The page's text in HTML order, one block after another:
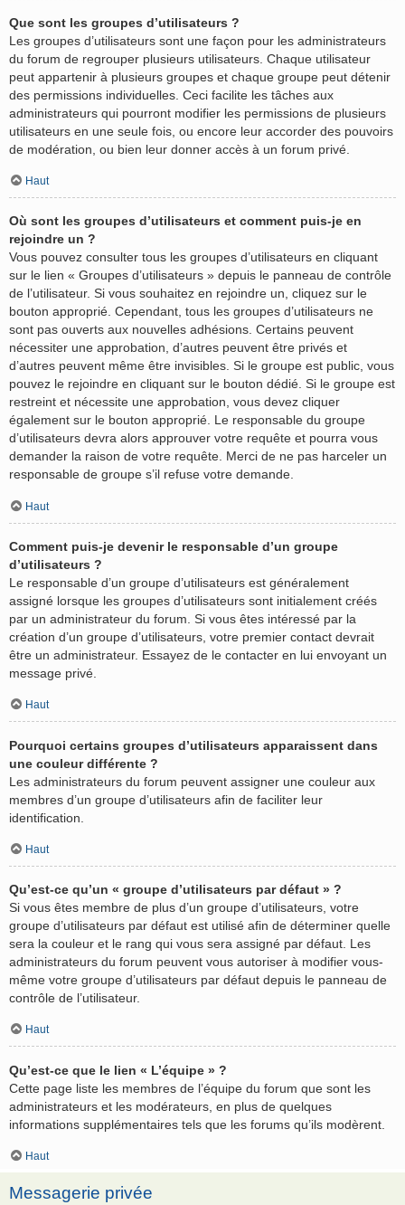
Que sont les groupes d’utilisateurs ?
Les groupes d’utilisateurs sont une façon pour les administrateurs
du forum de regrouper plusieurs utilisateurs. Chaque utilisateur
peut appartenir à plusieurs groupes et chaque groupe peut détenir
des permissions individuelles. Ceci facilite les tâches aux
administrateurs qui pourront modifier les permissions de plusieurs
utilisateurs en une seule fois, ou encore leur accorder des pouvoirs
de modération, ou bien leur donner accès à un forum privé.
Haut
Où sont les groupes d’utilisateurs et comment puis-je en
rejoindre un ?
Vous pouvez consulter tous les groupes d’utilisateurs en cliquant
sur le lien « Groupes d’utilisateurs » depuis le panneau de contrôle
de l’utilisateur. Si vous souhaitez en rejoindre un, cliquez sur le
bouton approprié. Cependant, tous les groupes d’utilisateurs ne
sont pas ouverts aux nouvelles adhésions. Certains peuvent
nécessiter une approbation, d’autres peuvent être privés et
d’autres peuvent même être invisibles. Si le groupe est public, vous
pouvez le rejoindre en cliquant sur le bouton dédié. Si le groupe est
restreint et nécessite une approbation, vous devez cliquer
également sur le bouton approprié. Le responsable du groupe
d’utilisateurs devra alors approuver votre requête et pourra vous
demander la raison de votre requête. Merci de ne pas harceler un
responsable de groupe s’il refuse votre demande.
Haut
Comment puis-je devenir le responsable d’un groupe
d’utilisateurs ?
Le responsable d’un groupe d’utilisateurs est généralement
assigné lorsque les groupes d’utilisateurs sont initialement créés
par un administrateur du forum. Si vous êtes intéressé par la
création d’un groupe d’utilisateurs, votre premier contact devrait
être un administrateur. Essayez de le contacter en lui envoyant un
message privé.
Haut
Pourquoi certains groupes d’utilisateurs apparaissent dans
une couleur différente ?
Les administrateurs du forum peuvent assigner une couleur aux
membres d’un groupe d’utilisateurs afin de faciliter leur
identification.
Haut
Qu’est-ce qu’un « groupe d’utilisateurs par défaut » ?
Si vous êtes membre de plus d’un groupe d’utilisateurs, votre
groupe d’utilisateurs par défaut est utilisé afin de déterminer quelle
sera la couleur et le rang qui vous sera assigné par défaut. Les
administrateurs du forum peuvent vous autoriser à modifier vous-
même votre groupe d’utilisateurs par défaut depuis le panneau de
contrôle de l’utilisateur.
Haut
Qu’est-ce que le lien « L’équipe » ?
Cette page liste les membres de l’équipe du forum que sont les
administrateurs et les modérateurs, en plus de quelques
informations supplémentaires tels que les forums qu’ils modèrent.
Haut
Messagerie privée